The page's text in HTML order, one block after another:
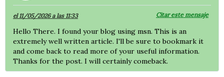
el 11/05/2026 a las 11:33 Citar este mensaje
Hello There. I found your blog using msn. This is an
extremely well written article. I'll be sure to bookmark it
and come back to read more of your useful information.
Thanks for the post. I will certainly comeback.